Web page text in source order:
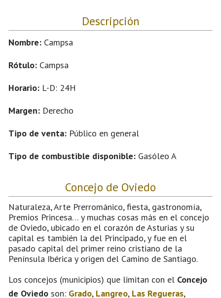
Descripción
Nombre: Campsa
Rótulo: Campsa
Horario: L-D: 24H
Margen: Derecho
Tipo de venta: Público en general
Tipo de combustible disponible: Gasóleo A
Concejo de Oviedo
Naturaleza, Arte Prerrománico, fiesta, gastronomía,
Premios Princesa… y muchas cosas más en el concejo
de Oviedo, ubicado en el corazón de Asturias y su
capital es también la del Principado, y fue en el
pasado capital del primer reino cristiano de la
Península Ibérica y origen del Camino de Santiago.
Los concejos (municipios) que limitan con el Concejo
de Oviedo son: Grado, Langreo, Las Regueras,